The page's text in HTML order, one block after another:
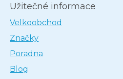
Užitečné informace
Velkoobchod
Značky
Poradna
Blog